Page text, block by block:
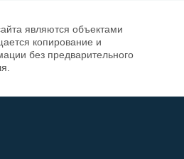
являются объектами
копирование и
без предварительного